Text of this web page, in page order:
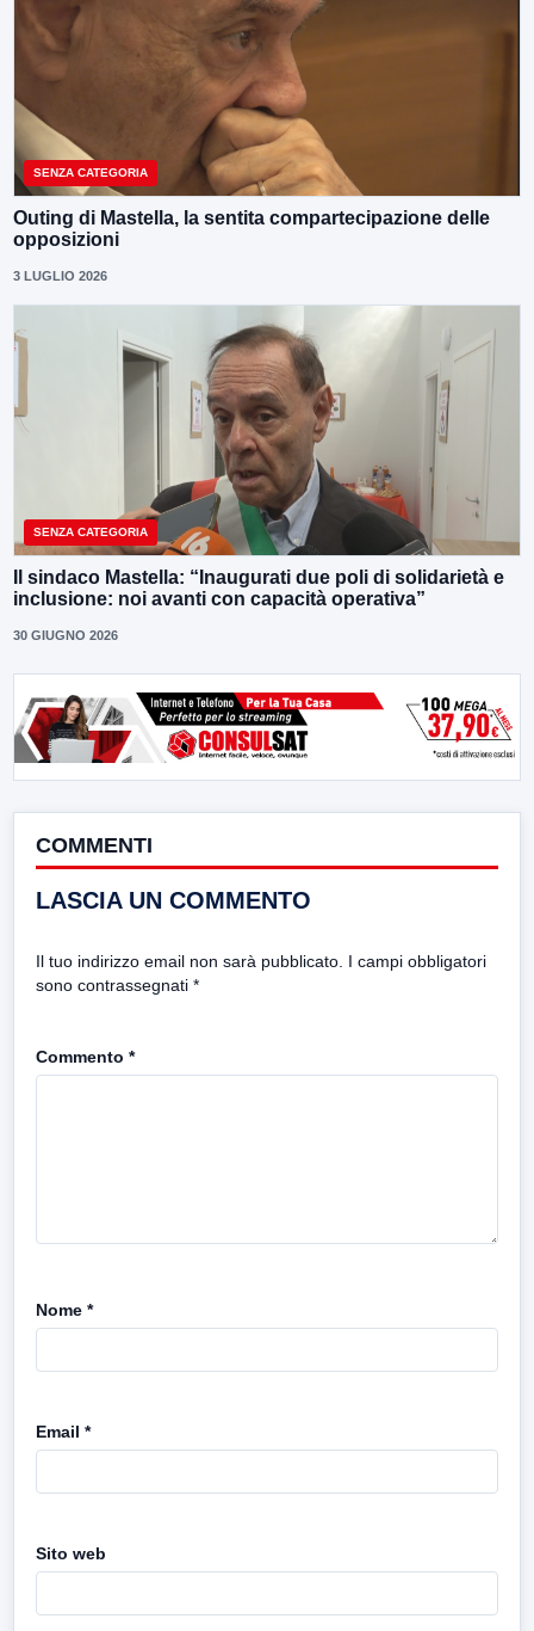
SENZA CATEGORIA
Outing di Mastella, la sentita compartecipazione delle
opposizioni
3 LUGLIO 2026
SENZA CATEGORIA
Il sindaco Mastella: “Inaugurati due poli di solidarietà e
inclusione: noi avanti con capacità operativa”
30 GIUGNO 2026
COMMENTI
LASCIA UN COMMENTO
Il tuo indirizzo email non sarà pubblicato. I campi obbligatori
sono contrassegnati *
Commento *
Nome *
Email *
Sito web